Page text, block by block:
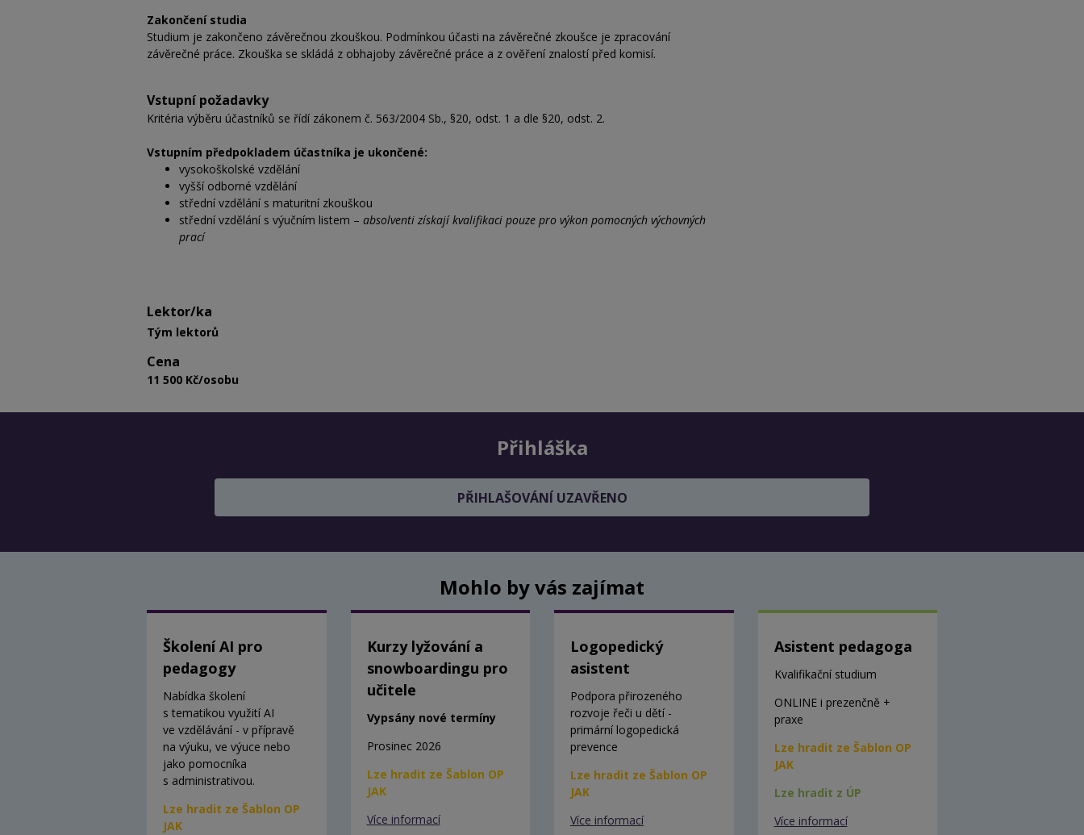
Zakončení studia
Studium je zakončeno závěrečnou zkouškou. Podmínkou účasti na závěrečné zkoušce je zpracování
závěrečné práce. Zkouška se skládá z obhajoby závěrečné práce a z ověření znalostí před komisí.
Vstupní požadavky
Kritéria výběru účastníků se řídí zákonem č. 563/2004 Sb., §20, odst. 1 a dle §20, odst. 2.
Vstupním předpokladem účastníka je ukončené:
vysokoškolské vzdělání
vyšší odborné vzdělání
střední vzdělání s maturitní zkouškou
střední vzdělání s výučním listem – absolventi získají kvalifikaci pouze pro výkon pomocných výchovných
prací
Lektor/ka
Tým lektorů
Cena
11 500 Kč/osobu
Přihláška
PŘIHLAŠOVÁNÍ UZAVŘENO
Mohlo by vás zajímat
Školení AI pro
pedagogy
Nabídka školení
s tematikou využití AI
ve vzdělávání - v přípravě
na výuku, ve výuce nebo
jako pomocníka
s administrativou.
Lze hradit ze Šablon OP
JAK
Kurzy lyžování a
snowboardingu pro
učitele
Vypsány nové termíny
Prosinec 2026
Lze hradit ze Šablon OP
JAK
Více informací
Logopedický
asistent
Podpora přirozeného
rozvoje řeči u dětí -
primární logopedická
prevence
Lze hradit ze Šablon OP
JAK
Více informací
Asistent pedagoga
Kvalifikační studium
ONLINE i prezenčně +
praxe
Lze hradit ze Šablon OP
JAK
Lze hradit z ÚP
Více informací